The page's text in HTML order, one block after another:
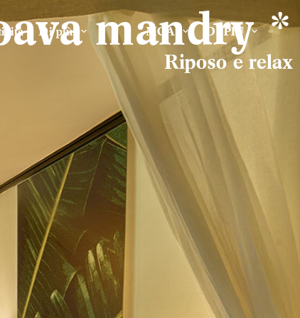
Di più MGA DI PIÙ
mandry *
Riposo e relax